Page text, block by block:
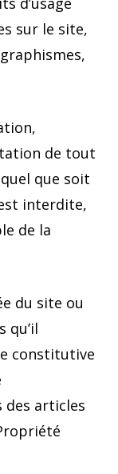
sur le site,
de tout
que soit
interdite,
de la
du site ou
qu’il
constitutive
articles